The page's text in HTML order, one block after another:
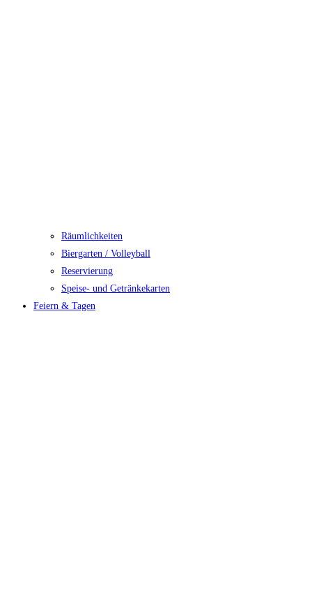
Räumlichkeiten
Biergarten / Volleyball
Reservierung
Speise- und Getränkekarten
Feiern & Tagen